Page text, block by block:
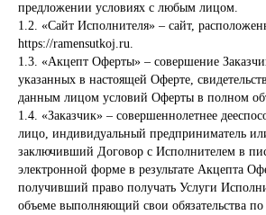
предложении условиях с любым лицом.
1.2. «Сайт Исполнителя» – сайт,
https://ramensutkoj.ru.
1.3. «Акцепт Оферты» – совершение
указанных в настоящей Оферте,
данным лицом условий Оферты в полном
1.4. «Заказчик» – совершеннолетнее
лицо, индивидуальный предприниматель
заключивший Договор с Исполнителем в
электронной форме в результате Акцепта
получивший право получать Услуги
объеме выполняющий свои обязательства